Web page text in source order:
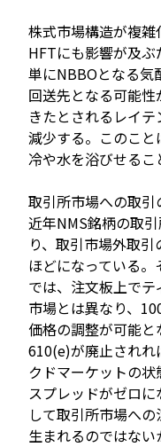
株式市場構造が複
HFTにも影響が及ぶ
単にNBBOとなる気
回送先となる可能
きたとされるレイ
減少する。このこ
冷や水を浴びせるこ
取引所市場への取引
近年NMS銘柄の取
り、取引市場外取
ほどになっている
では、注文板上で
市場とは異なり、
価格の調整が可能
610(e)が廃止されれ
クドマーケットの
スプレッドがゼロ
して取引所市場へ
生まれるのではない